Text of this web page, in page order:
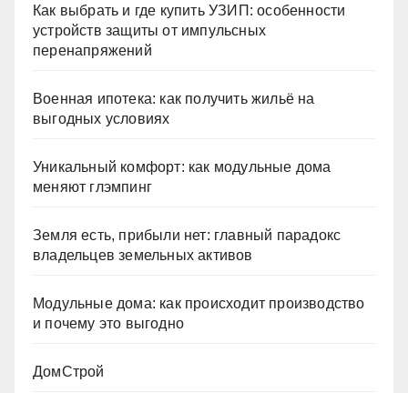
Как выбрать и где купить УЗИП: особенности
устройств защиты от импульсных
перенапряжений
Военная ипотека: как получить жильё на
выгодных условиях
Уникальный комфорт: как модульные дома
меняют глэмпинг
Земля есть, прибыли нет: главный парадокс
владельцев земельных активов
Модульные дома: как происходит производство
и почему это выгодно
ДомСтрой